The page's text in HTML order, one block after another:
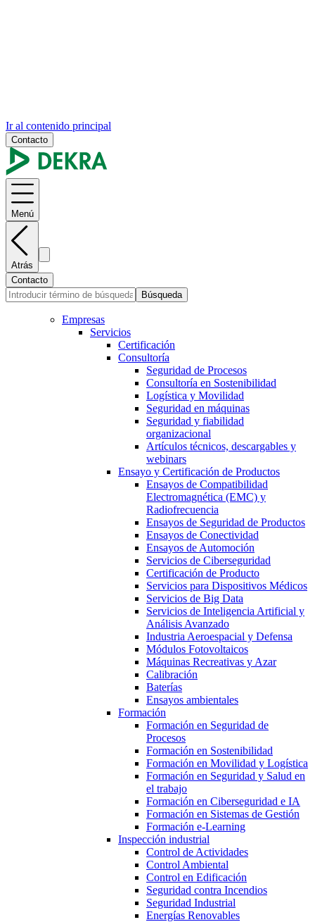
Ir al contenido principal
Contacto
Menú
Atrás
Contacto
Búsqueda
Empresas
Servicios
Certificación
Consultoría
Seguridad de Procesos
Consultoría en Sostenibilidad
Logística y Movilidad
Seguridad en máquinas
Seguridad y fiabilidad
organizacional
Artículos técnicos, descargables y
webinars
Ensayo y Certificación de Productos
Ensayos de Compatibilidad
Electromagnética (EMC) y
Radiofrecuencia
Ensayos de Seguridad de Productos
Ensayos de Conectividad
Ensayos de Automoción
Servicios de Ciberseguridad
Certificación de Producto
Servicios para Dispositivos Médicos
Servicios de Big Data
Servicios de Inteligencia Artificial y
Análisis Avanzado
Industria Aeroespacial y Defensa
Módulos Fotovoltaicos
Máquinas Recreativas y Azar
Calibración
Baterías
Ensayos ambientales
Formación
Formación en Seguridad de
Procesos
Formación en Sostenibilidad
Formación en Movilidad y Logística
Formación en Seguridad y Salud en
el trabajo
Formación en Ciberseguridad e IA
Formación en Sistemas de Gestión
Formación e-Learning
Inspección industrial
Control de Actividades
Control Ambiental
Control en Edificación
Seguridad contra Incendios
Seguridad Industrial
Energías Renovables